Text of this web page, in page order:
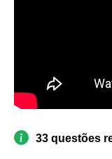
33 questões